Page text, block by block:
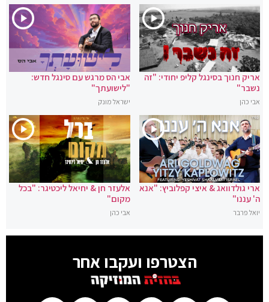
אריק חנוך בסינגל קליפ יחודי: "זה
נשבר"
אבי כהן
אבי הס מרגש עם סינגל חדש:
"לישועתך"
ישראל מונק
ארי גולדוואג & איצי קפלוביץ: "אנא
ה' עננו"
יואל פרבר
אלעזר חן & יחיאל ליכטיגר: "בכל
מקום"
אבי כהן
הצטרפו ועקבו אחר